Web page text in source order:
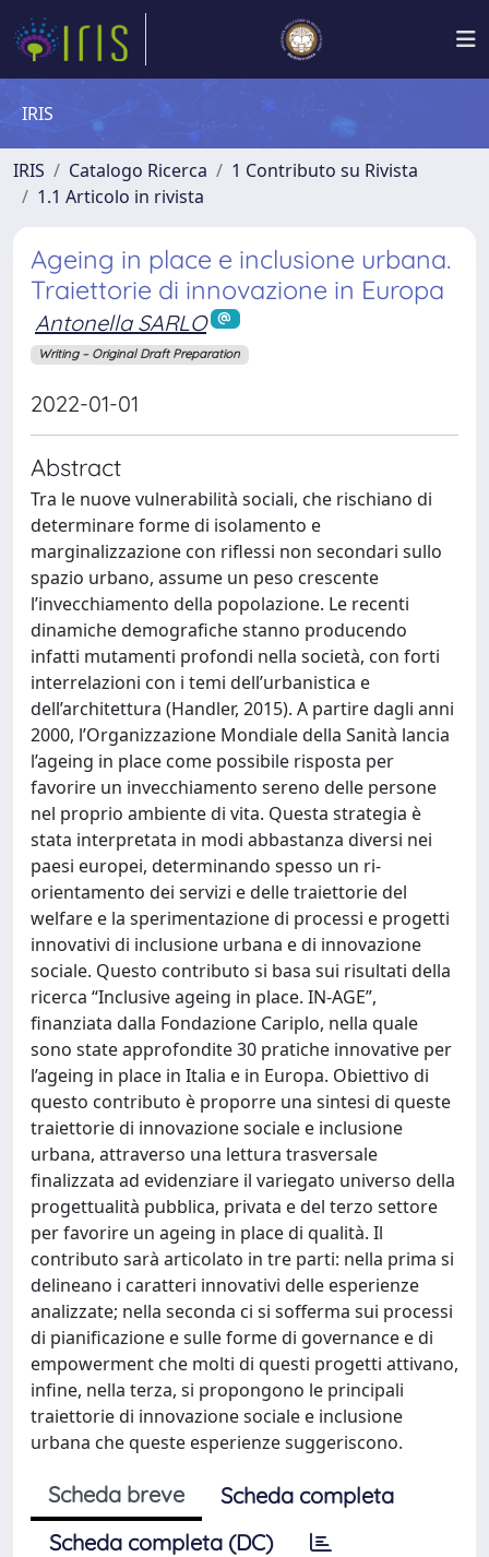
IRIS
IRIS Catalogo Ricerca
1 Contributo su Rivista
1.1 Articolo in rivista
Ageing in place e inclusione urbana.
Traiettorie di innovazione in Europa
Antonella SARLO
Writing – Original Draft Preparation
2022-01-01
Abstract
Tra le nuove vulnerabilità sociali, che rischiano di
determinare forme di isolamento e
marginalizzazione con riflessi non secondari sullo
spazio urbano, assume un peso crescente
l’invecchiamento della popolazione. Le recenti
dinamiche demografiche stanno producendo
infatti mutamenti profondi nella società, con forti
interrelazioni con i temi dell’urbanistica e
dell’architettura (Handler, 2015). A partire dagli anni
2000, l’Organizzazione Mondiale della Sanità lancia
l’ageing in place come possibile risposta per
favorire un invecchiamento sereno delle persone
nel proprio ambiente di vita. Questa strategia è
stata interpretata in modi abbastanza diversi nei
paesi europei, determinando spesso un ri-
orientamento dei servizi e delle traiettorie del
welfare e la sperimentazione di processi e progetti
innovativi di inclusione urbana e di innovazione
sociale. Questo contributo si basa sui risultati della
ricerca “Inclusive ageing in place. IN-AGE”,
finanziata dalla Fondazione Cariplo, nella quale
sono state approfondite 30 pratiche innovative per
l’ageing in place in Italia e in Europa. Obiettivo di
questo contributo è proporre una sintesi di queste
traiettorie di innovazione sociale e inclusione
urbana, attraverso una lettura trasversale
finalizzata ad evidenziare il variegato universo della
progettualità pubblica, privata e del terzo settore
per favorire un ageing in place di qualità. Il
contributo sarà articolato in tre parti: nella prima si
delineano i caratteri innovativi delle esperienze
analizzate; nella seconda ci si sofferma sui processi
di pianificazione e sulle forme di governance e di
empowerment che molti di questi progetti attivano,
infine, nella terza, si propongono le principali
traiettorie di innovazione sociale e inclusione
urbana che queste esperienze suggeriscono.
Scheda breve
Scheda completa
Scheda completa (DC)